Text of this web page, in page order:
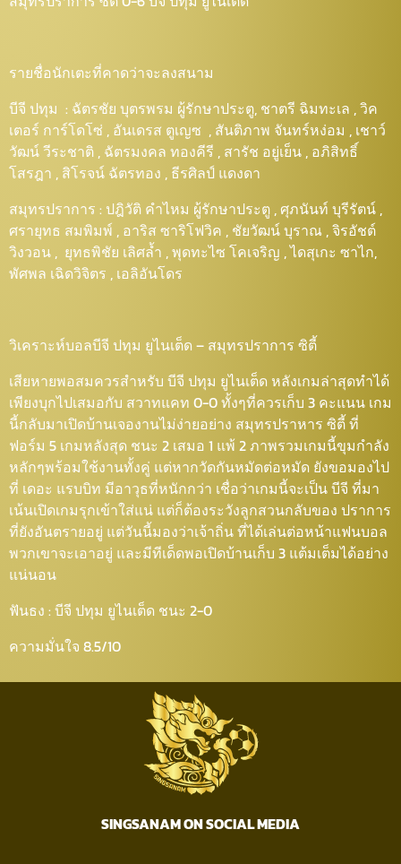
รายชื่อนักเตะที่คาดว่าจะลงสนาม
บีจี ปทุม : ฉัตรชัย บุตรพรม ผู้รักษาประตู, ชาตรี ฉิมทะเล , วิค
เตอร์ การ์โดโซ่ , อันเดรส ตูเญซ , สันติภาพ จันทร์หง่อม , เชาว์
วัฒน์ วีระชาติ , ฉัตรมงคล ทองคีรี , สารัช อยู่เย็น , อภิสิทธิ์
โสรฎา , สิโรจน์ ฉัตรทอง , ธีรศิลป์ แดงดา
สมุทรปราการ : ปฎิวัติ คำไหม ผู้รักษาประตู , ศุภนันท์ บุรีรัตน์ ,
ศรายุทธ สมพิมพ์ , อาริส ซาริโฟวิค , ชัยวัฒน์ บุราณ , จิรอัชต์
วิงวอน , ยุทธพิชัย เลิศล้ำ , พุดทะไซ โคเจริญ , ไดสุเกะ ซาไก,
พัศพล เฉิดวิจิตร , เอลิอันโดร
วิเคราะห์บอลบีจี ปทุม ยูไนเต็ด – สมุทรปราการ ซิตี้
เสียหายพอสมควรสำหรับ บีจี ปทุม ยูไนเต็ด หลังเกมล่าสุดทำได้
เพียงบุกไปเสมอกับ สวาทแคท 0-0 ทั้งๆที่ควรเก็บ 3 คะแนน เกม
นี้กลับมาเปิดบ้านเจองานไม่ง่ายอย่าง สมุทรปราหาร ซิตี้ ที่
ฟอร์ม 5 เกมหลังสุด ชนะ 2 เสมอ 1 แพ้ 2 ภาพรวมเกมนี้ขุมกำลัง
หลักๆพร้อมใช้งานทั้งคู่ แต่หากวัดกันหมัดต่อหมัด ยังขอมองไป
ที่ เดอะ แรบบิท มีอาวุธที่หนักกว่า เชื่อว่าเกมนี้จะเป็น บีจี ที่มา
เน้นเปิดเกมรุกเข้าใส่แน่ แต่ก็ต้องระวังลูกสวนกลับของ ปราการ
ที่ยังอันตรายอยู่ แต่วันนี้มองว่าเจ้าถิ่น ที่ได้เล่นต่อหน้าแฟนบอล
พวกเขาจะเอาอยู่ และมีทีเด็ดพอเปิดบ้านเก็บ 3 แต้มเต็มได้อย่าง
แน่นอน
ฟันธง : บีจี ปทุม ยูไนเต็ด ชนะ 2-0
ความมั่นใจ 8.5/10
SINGSANAM ON SOCIAL MEDIA